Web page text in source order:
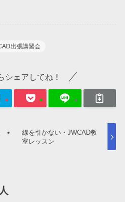
出張講習会
シェアしてね！
線を引かない・JWCAD教
室レッスン